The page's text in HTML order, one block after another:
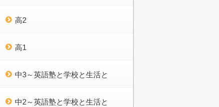
高2
高1
中3～英語塾と学校と生活と
中2～英語塾と学校と生活と